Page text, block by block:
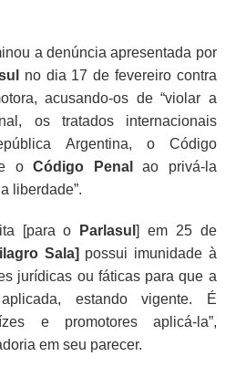
a denúncia apresentada por
no dia 17 de fevereiro contra
acusando-os de “violar a
os tratados internacionais
Argentina, o Código
e oCódigo Penal
ao privá-la
liberdade”.
[para o Parlasul] em 25 de
Sala] possui imunidade à
jurídicas ou fáticas para que a
estando vigente. É
e promotores aplicá-la”,
em seu parecer.